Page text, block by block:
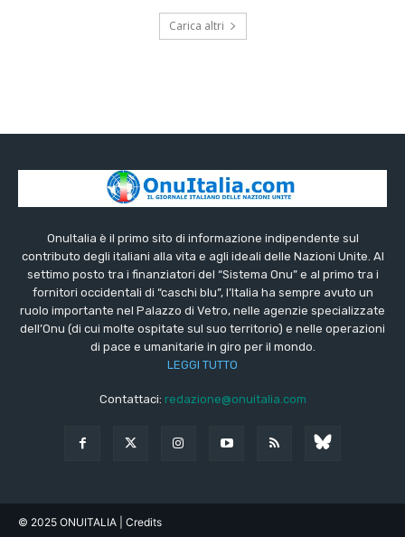
Carica altri
OnuItalia è il primo sito di informazione indipendente sul
contributo degli italiani alla vita e agli ideali delle Nazioni Unite. Al
settimo posto tra i finanziatori del “Sistema Onu” e al primo tra i
fornitori occidentali di “caschi blu”, l’Italia ha sempre avuto un
ruolo importante nel Palazzo di Vetro, nelle agenzie specializzate
dell’Onu (di cui molte ospitate sul suo territorio) e nelle operazioni
di pace e umanitarie in giro per il mondo.
LEGGI TUTTO
Contattaci: redazione@onuitalia.com
© 2025 ONUITALIA | Credits